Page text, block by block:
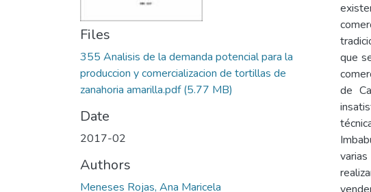
Files
355 Analisis de la demanda potencial para la
produccion y comercializacion de tortillas de
zanahoria amarilla.pdf(5.77 MB)
Date
2017-02
Authors
Meneses Rojas, Ana Maricela
que
de